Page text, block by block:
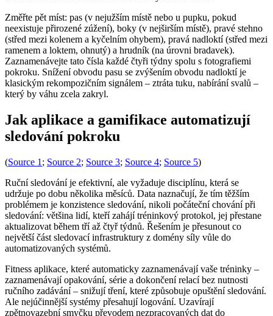
Změřte pět míst: pas (v nejužším místě nebo u pupku, pokud
neexistuje přirozené zúžení), boky (v nejširším místě), pravé stehno
(střed mezi kolenem a kyčelním ohybem), pravá nadloktí (střed mezi
ramenem a loktem, ohnutý) a hrudník (na úrovni bradavek).
Zaznamenávejte tato čísla každé čtyři týdny spolu s fotografiemi
pokroku. Snížení obvodu pasu se zvýšením obvodu nadloktí je
klasickým rekompozičním signálem – ztráta tuku, nabírání svalů –
který by váhu zcela zakryl.
Jak aplikace a gamifikace automatizují
sledování pokroku
(Source 1 ; Source 2; Source 3; Source 4; Source 5)
Ruční sledování je efektivní, ale vyžaduje disciplínu, která se
udržuje po dobu několika měsíců. Data naznačují, že tím těžším
problémem je konzistence sledování, nikoli počáteční chování při
sledování: většina lidí, kteří zahájí tréninkový protokol, jej přestane
aktualizovat během tří až čtyř týdnů. Řešením je přesunout co
největší část sledovací infrastruktury z domény síly vůle do
automatizovaných systémů.
Fitness aplikace, které automaticky zaznamenávají vaše tréninky –
zaznamenávají opakování, série a dokončení relací bez nutnosti
ručního zadávání – snižují tření, které způsobuje opuštění sledování.
Ale nejúčinnější systémy přesahují logování. Uzavírají
zpětnovazební smyčku převodem nezpracovaných dat do